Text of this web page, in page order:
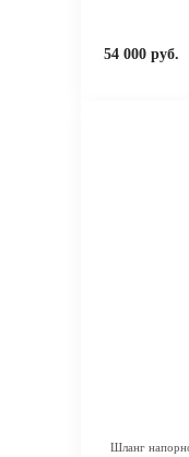
54 000 руб.
Шланг